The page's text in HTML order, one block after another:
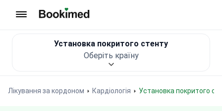
Лікування за кордоном Кардіологія Установка покритого
Установка покритого стенту
Оберіть країну